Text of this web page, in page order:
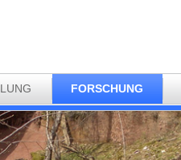
FORSCHUNG